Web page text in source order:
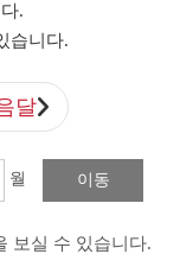
.
습니다.
달
월 이동
보실 수 있습니다.